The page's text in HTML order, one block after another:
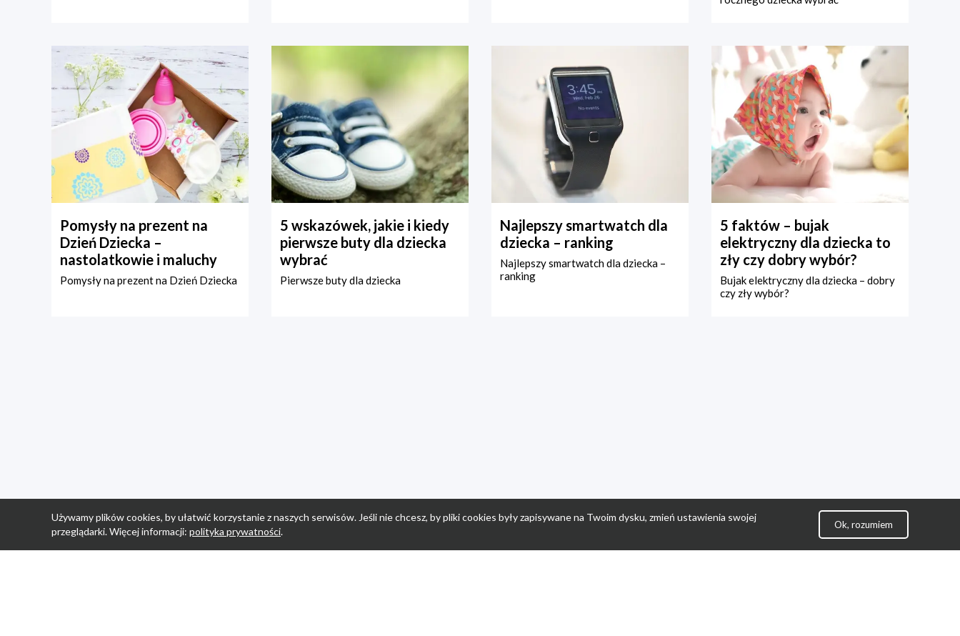
Pomysły na prezent na
Dzień Dziecka –
nastolatkowie i maluchy
Pomysły na prezent na Dzień Dziecka
5 wskazówek, jakie i kiedy
pierwsze buty dla dziecka
wybrać
Pierwsze buty dla dziecka
Najlepszy smartwatch dla
dziecka – ranking
Najlepszy smartwatch dla dziecka –
ranking
5 faktów – bujak
elektryczny dla dziecka to
zły czy dobry wybór?
Bujak elektryczny dla dziecka – dobry
czy zły wybór?
Używamy plików cookies, by ułatwić korzystanie z naszych serwisów. Jeśli nie chcesz, by pliki cookies były zapisywane na Twoim dysku, zmień ustawienia swojej
przeglądarki. Więcej informacji: polityka prywatności.
Ok, rozumiem